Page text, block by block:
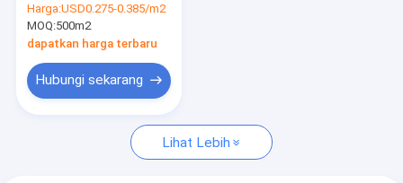
Warna 10g Per Meter
persegi Jenis
Harga:USD0.275-0.385/m2
MOQ:500m2
dapatkan harga terbaru
Hubungi sekarang
Lihat Lebih